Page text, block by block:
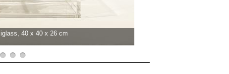
40 x 40 x 26 cm